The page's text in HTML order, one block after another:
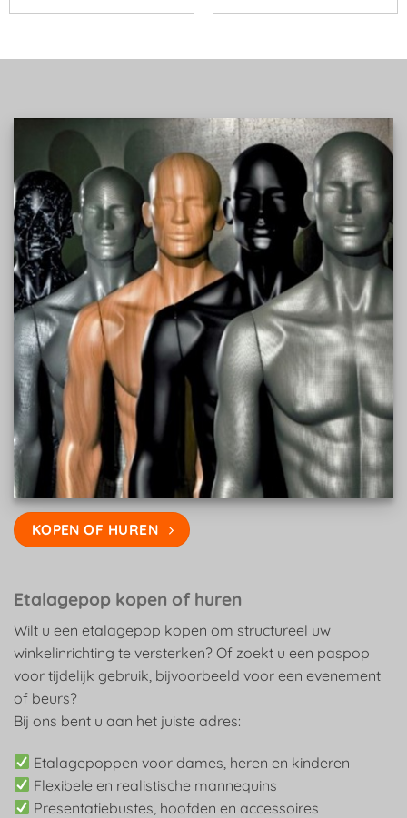
KOPEN OF HUREN
Etalagepop kopen of huren
Wilt u een etalagepop kopen om structureel uw
winkelinrichting te versterken? Of zoekt u een paspop
voor tijdelijk gebruik, bijvoorbeeld voor een evenement
of beurs?
Bij ons bent u aan het juiste adres:
Etalagepoppen voor dames, heren en kinderen
Flexibele en realistische mannequins
Presentatiebustes, hoofden en accessoires